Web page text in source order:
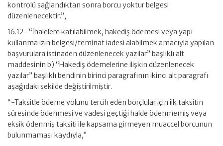
kontrolü sağlandıktan sonra borcu yoktur belgesi
düzenlenecektir.”,
16.12- “İhalelere katılabilmek, hakediş ödemesi veya yapı
kullanma izin belgesi/teminat iadesi alabilmek amacıyla yapılan
başvurulara istinaden düzenlenecek yazılar” başlıklı alt
maddesinin b) “Hakediş ödemelerine ilişkin düzenlenecek
yazılar” başlıklı bendinin birinci paragrafının ikinci alt paragrafı
aşağıdaki şekilde değiştirilmiştir.
“-Taksitle ödeme yolunu tercih eden borçlular için ilk taksitin
süresinde ödenmesi ve vadesi geçtiği halde ödenmemiş veya
eksik ödenmiş taksiti ile kapsama girmeyen muaccel borcunun
bulunmaması kaydıyla,”